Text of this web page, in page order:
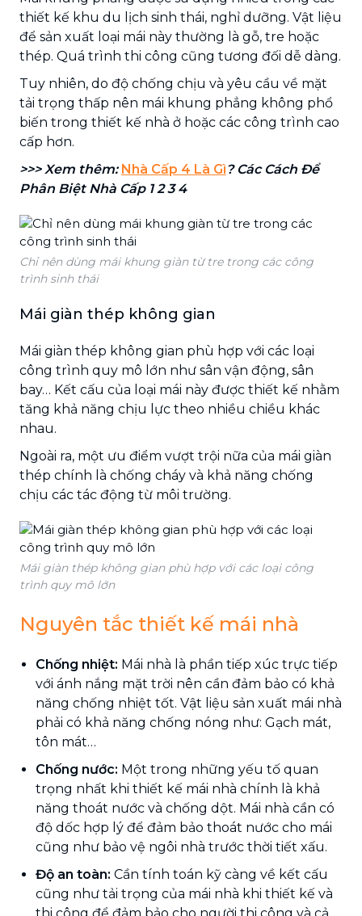
thiết kế khu du lịch sinh thái, nghỉ dưỡng. Vật liệu
để sản xuất loại mái này thường là gỗ, tre hoặc
thép. Quá trình thi công cũng tương đối dễ dàng.
Tuy nhiên, do độ chống chịu và yêu cầu về mặt
tải trọng thấp nên mái khung phẳng không phổ
biến trong thiết kế nhà ở hoặc các công trình cao
cấp hơn.
>>> Xem thêm: Nhà Cấp 4 Là Gì? Các Cách Để
Phân Biệt Nhà Cấp 1 2 3 4
Chỉ nên dùng mái khung giàn từ tre trong các công
trình sinh thái
Mái giàn thép không gian
Mái giàn thép không gian phù hợp với các loại
công trình quy mô lớn như sân vận động, sân
bay… Kết cấu của loại mái này được thiết kế nhằm
tăng khả năng chịu lực theo nhiều chiều khác
nhau.
Ngoài ra, một ưu điểm vượt trội nữa của mái giàn
thép chính là chống cháy và khả năng chống
chịu các tác động từ môi trường.
Mái giàn thép không gian phù hợp với các loại công
trình quy mô lớn
Nguyên tắc thiết kế mái nhà
Chống nhiệt: Mái nhà là phần tiếp xúc trực tiếp
với ánh nắng mặt trời nên cần đảm bảo có khả
năng chống nhiệt tốt. Vật liệu sản xuất mái nhà
phải có khả năng chống nóng như: Gạch mát,
tôn mát…
Chống nước: Một trong những yếu tố quan
trọng nhất khi thiết kế mái nhà chính là khả
năng thoát nước và chống dột. Mái nhà cần có
độ dốc hợp lý để đảm bảo thoát nước cho mái
cũng như bảo vệ ngôi nhà trước thời tiết xấu.
Độ an toàn: Cần tính toán kỹ càng về kết cấu
cũng như tải trọng của mái nhà khi thiết kế và
thi công để đảm bảo cho người thi công và cả